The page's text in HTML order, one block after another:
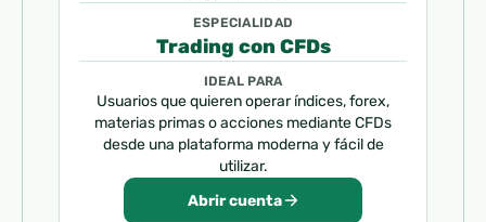
ESPECIALIDAD
Trading con CFDs
IDEAL PARA
Usuarios que quieren operar índices, forex,
materias primas o acciones mediante CFDs
desde una plataforma moderna y fácil de
utilizar.
Abrir cuenta